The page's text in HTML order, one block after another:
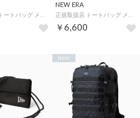
NEW ERA
￥6,600
NEW